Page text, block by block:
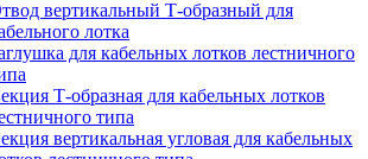
вертикальный Т-образный для
лотка
для кабельных лотков лестничного
Т-образная для кабельных лотков
типа
вертикальная угловая для кабельных